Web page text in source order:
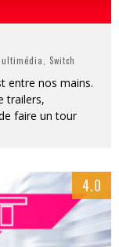
Switch
entre nos mains.
trailers,
faire un tour
4.0